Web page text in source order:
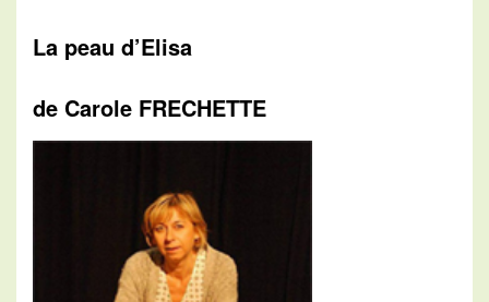
La peau d’Elisa
de Carole FRECHETTE